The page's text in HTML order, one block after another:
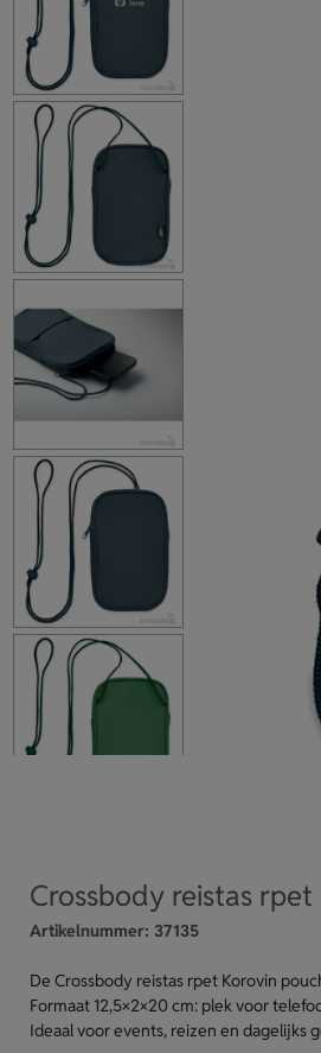
Crossbody reistas
Artikelnummer: 37135
De Crossbody reistas rpet Korovin
Formaat 12,5×2×20 cm: plek voor
Ideaal voor events, reizen en dagelijks